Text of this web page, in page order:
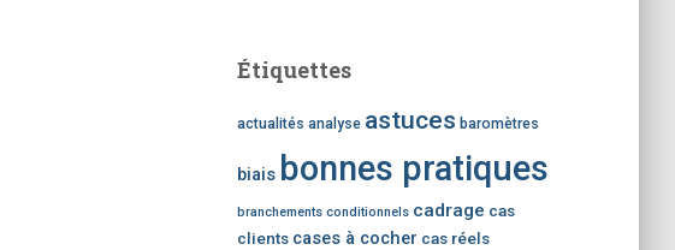
Étiquettes
actualités analyse astuces baromètres
biais bonnes pratiques
branchements conditionnels cadrage cas
clients cases à cocher cas réels